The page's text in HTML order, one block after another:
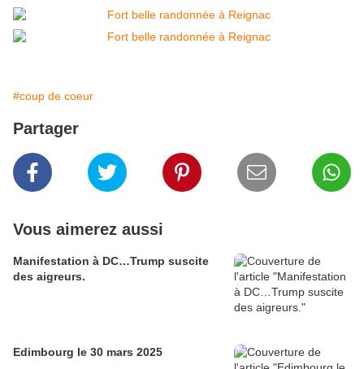
#coup de coeur
Partager
Vous aimerez aussi
Manifestation à DC…Trump suscite
des aigreurs.
Edimbourg le 30 mars 2025